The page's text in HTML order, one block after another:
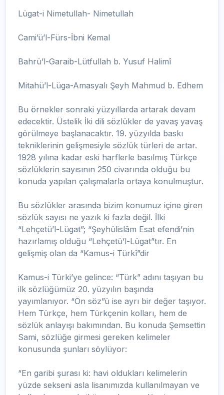
Lügat-i Nimetullah- Nimetullah
Cami’ü’l-Fürs-İbni Kemal
Bahrü’l-Garaib-Lütfullah b. Yusuf Halimî
Mitahü’l-Lüga-Amasyalı Şeyh Mahmud b. Edhem
Bu örnekler sonraki yüzyıllarda artarak devam
edecektir. Üstelik İki dili sözlükler de yavaş yavaş
görülmeye başlanacaktır. 19. yüzyılda baskı
tekniklerinin gelişmesiyle sözlük türleri de artar.
1928 yılına kadar eski harflerle basılmış Türkçe
sözlüklerin sayısının 250 civarında olduğu bu
konuda yapılan çalışmalarla ortaya konulmuştur.
Bu sözlükler arasında bizim konumuz içine giren
sözlük sayısı ne yazık ki fazla değil. İlki
“Lehçetü’l-Lügat”; “Şeyhülislâm Esat efendi’nin
hazırlamış olduğu “Lehçetü’l-Lügat”tır. En
gelişmiş olan da “Kamus-i Türkî”dir
Kamus-i Türki’ye gelince: “Türk” adını taşıyan bu
ilk sözlüğümüz 20. yüzyılın başında
yayımlanıyor. “Ön söz”ü ise ayrı bir değer taşıyor.
Hem Türkçe, hem Türkçenin kolları, hem de
sözlük anlayışı bakımından. Bu konuda Şemsettin
Sami, sözlüğe girmesi gereken kelimeler
konusunda şunları söylüyor:
“En garibi şurası ki: havi oldukları kelimelerin
yüzde sekseni asla lisanımızda kullanılmayan ve